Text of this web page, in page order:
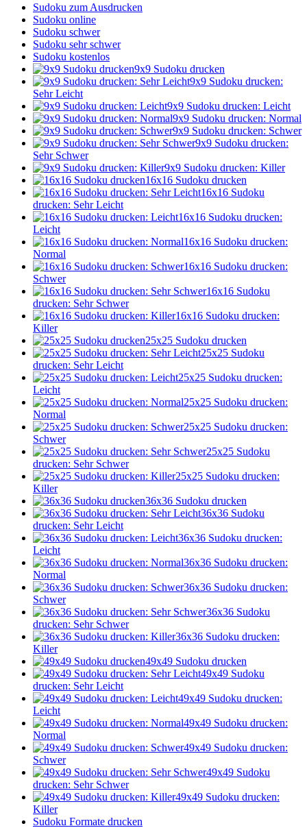
Sudoku zum Ausdrucken
Sudoku online
Sudoku schwer
Sudoku sehr schwer
Sudoku kostenlos
9x9 Sudoku drucken
9x9 Sudoku drucken:
Sehr Leicht
9x9 Sudoku drucken: Leicht
9x9 Sudoku drucken: Normal
9x9 Sudoku drucken: Schwer
9x9 Sudoku drucken:
Sehr Schwer
9x9 Sudoku drucken: Killer
16x16 Sudoku drucken
16x16 Sudoku
drucken: Sehr Leicht
16x16 Sudoku drucken:
Leicht
16x16 Sudoku drucken:
Normal
16x16 Sudoku drucken:
Schwer
16x16 Sudoku
drucken: Sehr Schwer
16x16 Sudoku drucken:
Killer
25x25 Sudoku drucken
25x25 Sudoku
drucken: Sehr Leicht
25x25 Sudoku drucken:
Leicht
25x25 Sudoku drucken:
Normal
25x25 Sudoku drucken:
Schwer
25x25 Sudoku
drucken: Sehr Schwer
25x25 Sudoku drucken:
Killer
36x36 Sudoku drucken
36x36 Sudoku
drucken: Sehr Leicht
36x36 Sudoku drucken:
Leicht
36x36 Sudoku drucken:
Normal
36x36 Sudoku drucken:
Schwer
36x36 Sudoku
drucken: Sehr Schwer
36x36 Sudoku drucken:
Killer
49x49 Sudoku drucken
49x49 Sudoku
drucken: Sehr Leicht
49x49 Sudoku drucken:
Leicht
49x49 Sudoku drucken:
Normal
49x49 Sudoku drucken:
Schwer
49x49 Sudoku
drucken: Sehr Schwer
49x49 Sudoku drucken:
Killer
Sudoku Formate drucken